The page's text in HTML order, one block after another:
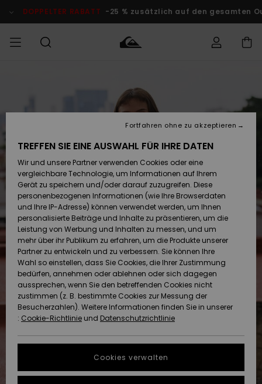
Produktinformation
DOPPELTER RABATT -25 % zusätzlich auf den gesamten
Accessoires
Schuhe&
Flip-Flops
Surf
Snow
Brandneu
Highlights
JUNGEN
Accessoires
Schuhe&
Flip-Flops
Surf
Snow
Brandneu
Highlights
FRAUEN
Brandneu
Highlights
Snow
SURF
Männer
Kinder
Highlights
Community
SNOW
Männer
Kinder
Snow Shop
Damen
Highlights
Community
DOPPELTER
RABATT
Herren
KINDER
Outlet
Frauen
HILFE & KONTAKT
Bestellung
zugreifen
Versand
Retouren
Bezahlung
Geschenkkarte
Quiksilver
Freedom
Datenschutz
Starten Sie eine
Unterhaltung,
NACHHALTIGKEIT
TREFFEN SIE EINE AUSWAHL FÜR IHRE DATEN
Wir und unsere Partner verwenden Cookies oder eine
vergleichbare Technologie, um Informationen auf Ihrem
Gerät zu speichern und/oder darauf zuzugreifen. Diese
personenbezogenen Informationen (wie Ihre Browserdaten
und Ihre IP-Adresse) können verwendet werden, um Ihnen
personalisierte Beiträge und Inhalte zu präsentieren, um die
Leistung von Werbung und Inhalten zu messen, und um
mehr über ihr Publikum zu erfahren, um die Produkte unserer
Partner zu entwickeln und zu verbessern. Sie können Ihre
Wahl so einstellen, dass Sie Cookies, die Ihrer Zustimmung
bedürfen, annehmen oder ablehnen oder sich dagegen
aussprechen, wenn Sie den betreffenden Cookies nicht
zustimmen (z. B. bestimmte Cookies zur Messung der
Besucherzahlen). Weitere Informationen finden Sie in unserer
: Cookie-Richtlinie und Datenschutzrichtlinie
Cookies verwalten
Fortfahren ohne zu akzeptieren